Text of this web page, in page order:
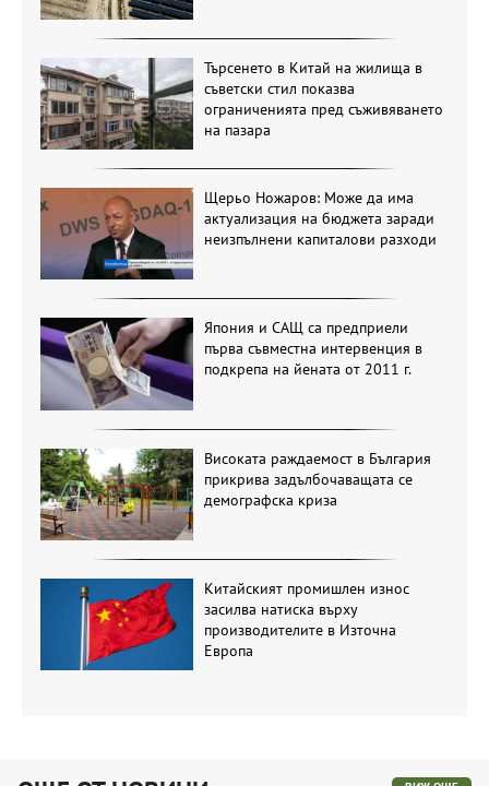
Търсенето в Китай на жилища в
съветски стил показва
ограниченията пред съживяването
на пазара
Щерьо Ножаров: Може да има
актуализация на бюджета заради
неизпълнени капиталови разходи
Япония и САЩ са предприели
първа съвместна интервенция в
подкрепа на йената от 2011 г.
Високата раждаемост в България
прикрива задълбочаващата се
демографска криза
Китайският промишлен износ
засилва натиска върху
производителите в Източна
Европа